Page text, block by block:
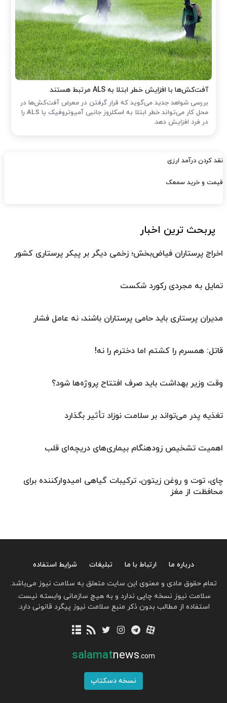
آفت‌کش‌ها با افزایش خطر ابتلا به ALS مرتبط هستند
بررسی شواهد جدید می‌گوید که قرار گرفتن در معرض آفت‌کش‌ها در
محل کار می‌تواند خطر ابتلا به اسکلروز جانبی آمیوتروفیک یا ALS را
در فرد افزایش دهد.
نقد کردن درآمد ارزی
قیمت و خرید سمعک
پربحث ترین اخبار
اخراج پرستاران فیاض‌بخش؛ زخمی دیگر بر پیکر پرستاری کشور
تمایل به مجردی رکورد شکست
مدیران پرستاری باید حامی پرستاران باشند، نه عامل فشار
قاتل: همسرم را کشتم اما دخترم را نه!
وقت وزیر بهداشت باید صرف افتتاح پروژه‌ها شود؟
تغذیه پدر می‌تواند بر سلامت نوزاد تأثیر بگذارد
اهمیت تشخیص زودهنگام بیماری‌های دریچه‌ای قلب
چای، توت و روغن زیتون، ترکیبات گیاهی امیدوارکننده برای
محافظت از مغز
درباره ما ارتباط با ما تبلیغات
شرایط استفاده
تمام حقوق مادی و معنوی این سایت متعلق به سلامت نیوز می‌باشد.
سلامت نیوز نسخه چاپی ندارد و به هیچ سازمانی وابسته نیست.
استفاده از مطالب بدون ذکر منبع سلامت نیوز پیگرد قانونی دارد.
salamatnews.com
نسخه دسکتاپ